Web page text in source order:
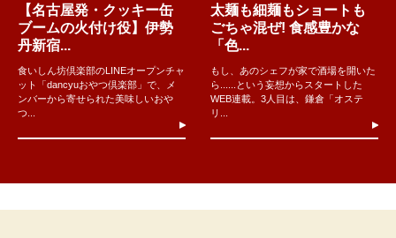
【名古屋発・クッキー缶
ブームの火付け役】伊勢
丹新宿...
食いしん坊倶楽部のLINEオープンチャ
ット「dancyuおやつ倶楽部」で、メ
ンバーから寄せられた美味しいおや
つ...
太麺も細麺もショートも
ごちゃ混ぜ! 食感豊かな
「色...
もし、あのシェフが家で酒場を開いた
ら......という妄想からスタートした
WEB連載。3人目は、鎌倉「オステ
リ...